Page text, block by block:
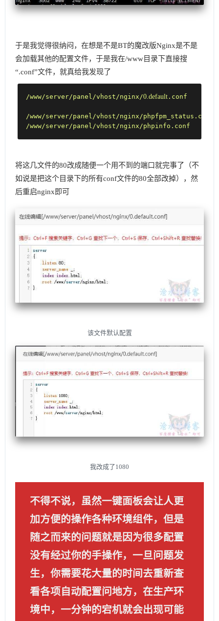
于是我觉得很纳闷，在想是不是BT的魔改版Nginx是不是
会加载其他的配置文件，于是我在/www目录下直接搜
“.conf”文件，就真给我发现了
/www/server/panel/vhost/nginx/0.default
/www/server/panel/vhost/nginx/phpfpm_status.conf
/www/server/panel/vhost/nginx/phpinfo.conf
将这几文件的80改成随便一个用不到的端口就完事了（不
如说是把这个目录下的所有conf文件的80全部改掉），然
后重启nginx即可
该文件默认配置
我改成了1080
不得不说，虽然一键面板会让人更
加方便的操作各种环境组件，但是
随之而来的问题就是因为很多配置
没有经过你的手操作，一旦问题发
生，你需要花大量的时间去重新查
看各项自动配置问地方，在生产环
境中，一分钟的宕机就会出现可能